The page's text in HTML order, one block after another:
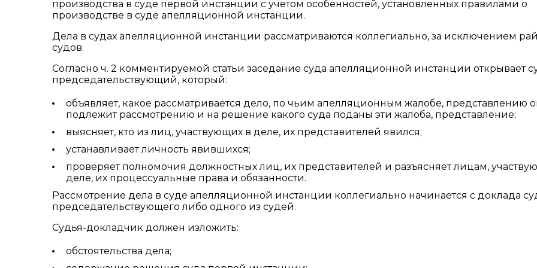
производства в суде первой инстанции с учетом особенностей, установленных правилами о
производстве в суде апелляционной инстанции.
Дела в судах апелляционной инстанции рассматриваются коллегиально, за исключением
судов.
Согласно ч. 2 комментируемой статьи заседание суда апелляционной инстанции открывает
председательствующий, который:
объявляет, какое рассматривается дело, по чьим апелляционным жалобе, представлению
подлежит рассмотрению и на решение какого суда поданы эти жалоба, представление;
выясняет, кто из лиц, участвующих в деле, их представителей явился;
устанавливает личность явившихся;
проверяет полномочия должностных лиц, их представителей и разъясняет лицам,
деле, их процессуальные права и обязанности.
Рассмотрение дела в суде апелляционной инстанции коллегиально начинается с доклада
председательствующего либо одного из судей.
Судья-докладчик должен изложить:
обстоятельства дела;